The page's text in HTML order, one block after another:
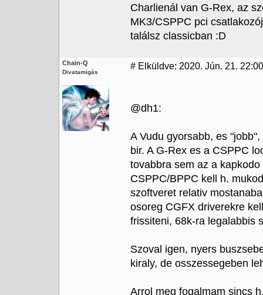
Charlienál van G-Rex, az
MK3/CSPPC pci
találsz classicban :D
Chain-Q
Divatamigás
# Elküldve: 2020. Jún. 21. 22:00
@dh1:
A Vudu gyorsabb, es
bir. A G-Rex es a CSPPC
tovabbra sem az a
CSPPC/BPPC kell h.
szoftveret relativ
osoreg CGFX driverekre
frissiteni, 68k-ra legalabbis
Szoval igen, nyers
kiraly, de osszessegeben
Arrol meg fogalmam sincs